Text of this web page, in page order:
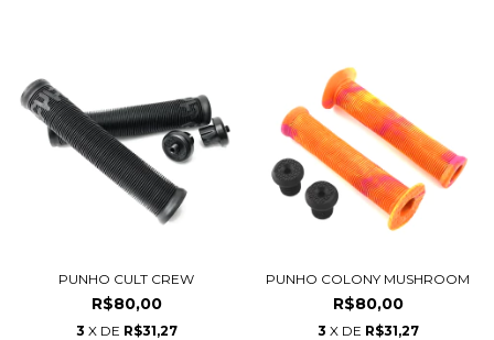
PUNHO CULT CREW
R$80,00
3 X DE R$31,27
PUNHO COLONY MUSHROOM
R$80,00
3 X DE R$31,27